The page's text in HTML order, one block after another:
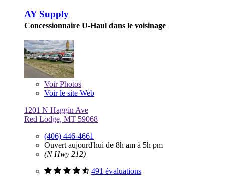
AY Supply
Concessionnaire U-Haul dans le voisinage
VoirPhotos
Voir le site Web
1201 N Haggin Ave
Red Lodge, MT 59068
(406) 446-4661
Ouvert aujourd'hui de 8h am à 5h pm
(N Hwy 212)
491 évaluations